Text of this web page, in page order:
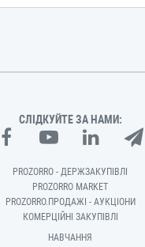
СЛІДКУЙТЕ ЗА НАМИ:
PROZORRO - ДЕРЖЗАКУПІВЛІ
PROZORRO MARKET
PROZORRO.ПРОДАЖІ - АУКЦІОНИ
КОМЕРЦІЙНІ ЗАКУПІВЛІ
НАВЧАННЯ